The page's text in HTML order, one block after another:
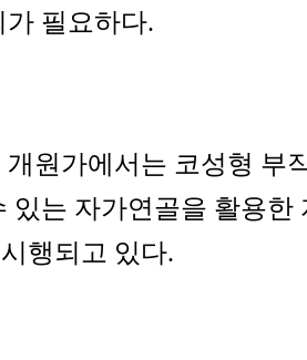
가 필요하다.
개원가에서는 코성형 부
있는 자가연골을 활용한
행되고 있다.